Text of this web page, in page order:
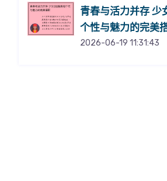
青春与活力并存 少
个性与魅力的完美
2026-06-19 11:31:43